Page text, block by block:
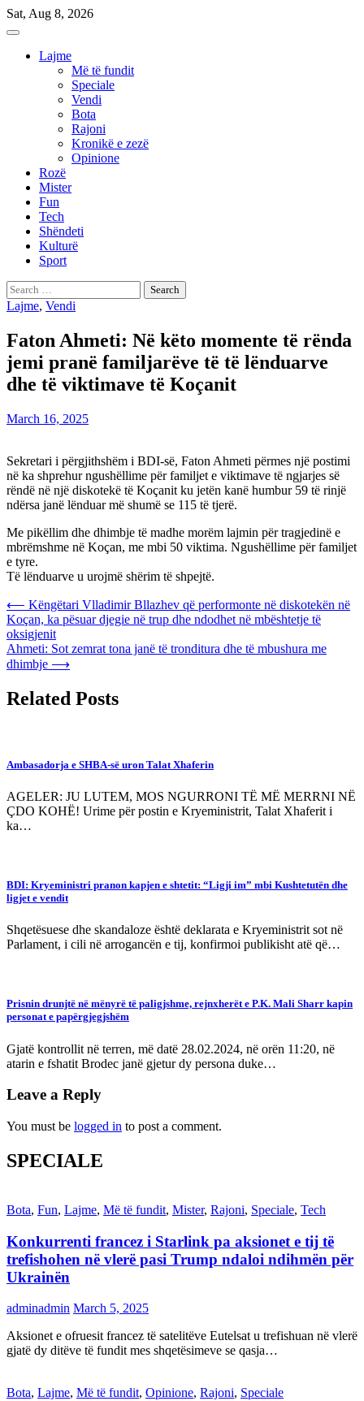
Skip
to
Sat, Aug 8, 2026
Lajme
Më të fundit
Speciale
Vendi
Bota
Rajoni
Kronikë e zezë
Opinione
Rozë
Mister
Fun
Tech
Shëndeti
Kulturë
Sport
Search
for:
Lajme, Vendi
Faton Ahmeti: Në këto momente të rënda
jemi pranë familjarëve të të lënduarve
dhe të viktimave të Koçanit
March 16, 2025
Sekretari i përgjithshëm i BDI-së, Faton Ahmeti përmes një postimi
në ka shprehur ngushëllime për familjet e viktimave të ngjarjes së
rëndë në një diskotekë të Koçanit ku jetën kanë humbur 59 të rinjë
ndërsa janë lënduar më shumë se 115 të tjerë.
Me pikëllim dhe dhimbje të madhe morëm lajmin për tragjedinë e
mbrëmshme në Koçan, me mbi 50 viktima. Ngushëllime për familjet
e tyre.
Të lënduarve u urojmë shërim të shpejtë.
Post
navigation
⟵ Këngëtari Vlladimir Bllazhev që performonte në diskotekën në
Koçan, ka pësuar djegie në trup dhe ndodhet në mbështetje të
oksigjenit
Ahmeti: Sot zemrat tona janë të tronditura dhe të mbushura me
dhimbje ⟶
Related Posts
Ambasadorja e SHBA-së uron Talat Xhaferin
AGELER: JU LUTEM, MOS NGURRONI TË MË MERRNI NË
ÇDO KOHË! Urime për postin e Kryeministrit, Talat Xhaferit i
ka…
BDI: Kryeministri pranon kapjen e shtetit: “Ligji im” mbi Kushtetutën dhe
ligjet e vendit
Shqetësuese dhe skandaloze është deklarata e Kryeministrit sot në
Parlament, i cili në arrogancën e tij, konfirmoi publikisht atë që…
Prisnin drunjtë në mënyrë të paligjshme, rejnxherët e P.K. Mali Sharr kapin
personat e papërgjegjshëm
Gjatë kontrollit në terren, më datë 28.02.2024, në orën 11:20, në
atarin e fshatit Brodec janë gjetur dy persona duke…
Leave a Reply
You must be logged in to post a comment.
SPECIALE
Bota, Fun, Lajme, Më të fundit, Mister, Rajoni, Speciale, Tech
Konkurrenti francez i Starlink pa aksionet e tij të
trefishohen në vlerë pasi Trump ndaloi ndihmën për
Ukrainën
adminadmin March 5, 2025
Aksionet e ofruesit francez të satelitëve Eutelsat u trefishuan në vlerë
gjatë dy ditëve të fundit mes shqetësimeve se qasja…
Bota, Lajme, Më të fundit, Opinione, Rajoni, Speciale